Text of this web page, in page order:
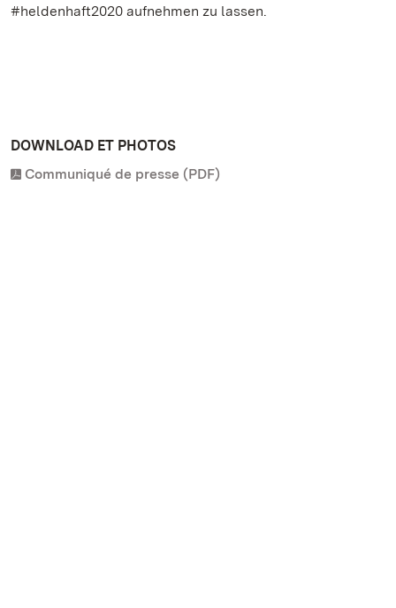
#heldenhaft2020 aufnehmen zu lassen.
DOWNLOAD ET PHOTOS
Communiqué de presse (PDF)